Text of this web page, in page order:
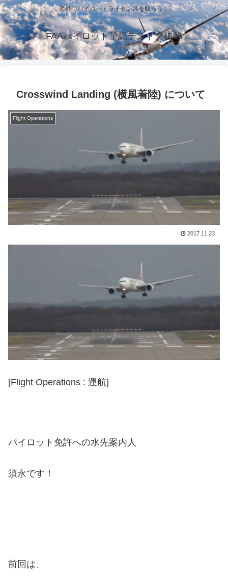
海外でパイロットライセンスを取ろう！
FAAパイロット筆記テスト突破塾
Crosswind Landing (横風着陸) について
Flight Operations
2017.11.23
[Flight Operations : 運航]
パイロット免許への水先案内人
須永です！
前回は、